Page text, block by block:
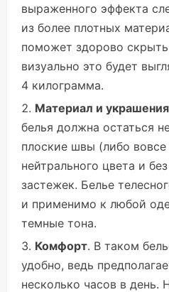
выраженного эффекта
из более плотных
поможет здорово скрыть
визуально это будет
4 килограмма.
Материал и украшения
белья должна остаться
плоские швы (либо
нейтрального цвета и
застежек. Белье
и применимо к любой
темные тона.
Комфорт. В таком
удобно, ведь
несколько часов в день.